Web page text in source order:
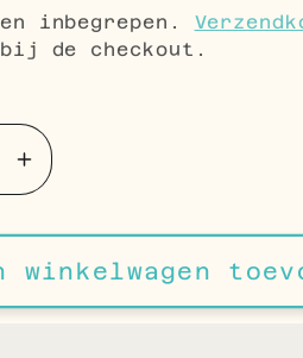
inbegrepen.
bij de checkout.
Aantal
verhogen
voor
Zirkonia
Bloem
winkelwagen